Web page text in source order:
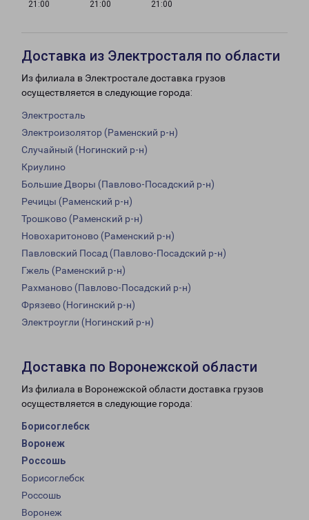
21:00 21:00 21:00
Доставка из Электросталя по области
Из филиала в Электростале доставка грузов
осуществляется в следующие города:
Электросталь
Электроизолятор (Раменский р-н)
Случайный (Ногинский р-н)
Криулино
Большие Дворы (Павлово-Посадский р-н)
Речицы (Раменский р-н)
Трошково (Раменский р-н)
Новохаритоново (Раменский р-н)
Павловский Посад (Павлово-Посадский р-н)
Гжель (Раменский р-н)
Рахманово (Павлово-Посадский р-н)
Фрязево (Ногинский р-н)
Электроугли (Ногинский р-н)
Доставка по Воронежской области
Из филиала в Воронежской области доставка грузов
осуществляется в следующие города:
Борисоглебск
Воронеж
Россошь
Борисоглебск
Россошь
Воронеж